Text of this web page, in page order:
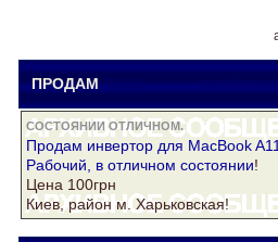
ПРОДАМ Drake
СОСТОЯНИИ ОТЛИЧНОМ.
Продам инвертор для MacBook
Рабочий, в отличном состоянии!
Цена 100грн
Киев, район м. Харьковская!